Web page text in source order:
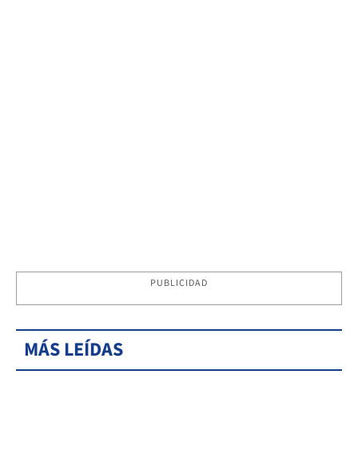
PUBLICIDAD
MÁS LEÍDAS